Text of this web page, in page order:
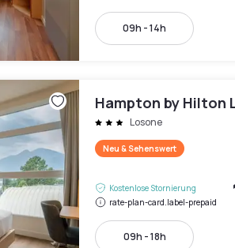
09h - 14h
Hampton by Hilton
Losone
Neu & Sehenswert
Kostenlose Stornierung
rate-plan-card.label-prepaid
09h - 18h